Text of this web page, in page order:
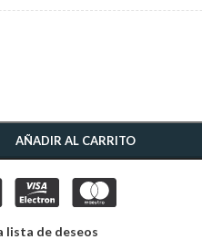
AÑADIR AL CARRITO
lista de deseos